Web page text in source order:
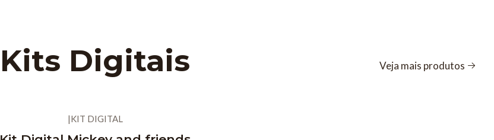
Kits Digitais Veja mais produtos
|KIT DIGITAL